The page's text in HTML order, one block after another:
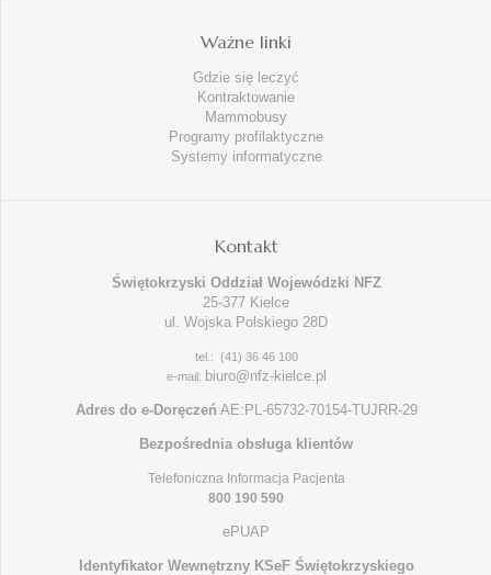
Ważne linki
Gdzie się leczyć
Kontraktowanie
Mammobusy
Programy profilaktyczne
Systemy informatyczne
Kontakt
Świętokrzyski Oddział Wojewódzki NFZ
25-377 Kielce
ul. Wojska Polskiego 28D
tel.: (41) 36 46 100
e-mail: biuro@nfz-kielce.pl
Adres do e-Doręczeń AE:PL-65732-70154-TUJRR-29
Bezpośrednia obsługa klientów
Telefoniczna Informacja Pacjenta
800 190 590
ePUAP
Identyfikator Wewnętrzny KSeF Świętokrzyskiego